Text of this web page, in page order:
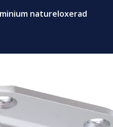
natureloxerad